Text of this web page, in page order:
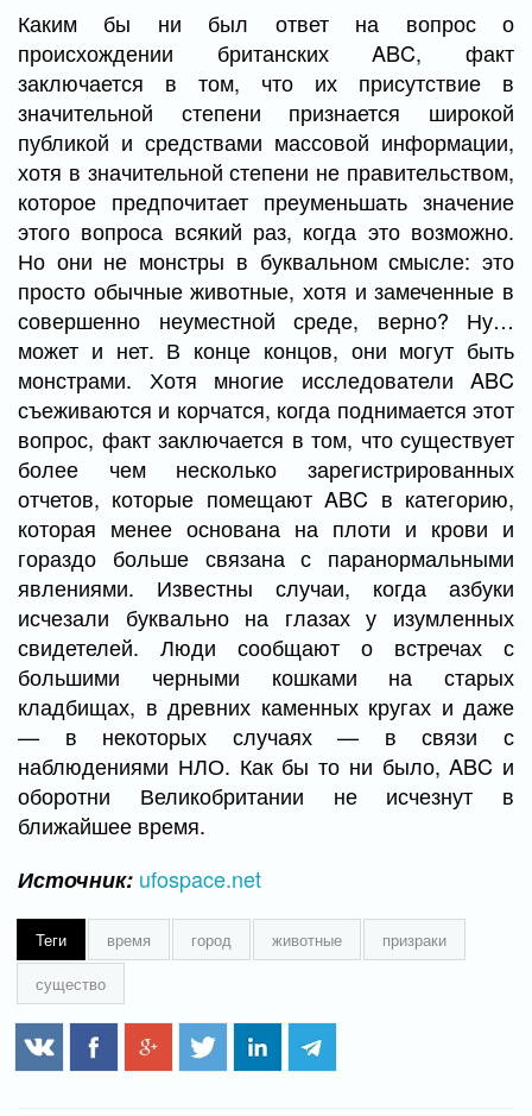
Каким бы ни был ответ на вопрос о
происхождении британских ABC, факт
заключается в том, что их присутствие в
значительной степени признается широкой
публикой и средствами массовой информации,
хотя в значительной степени не правительством,
которое предпочитает преуменьшать значение
этого вопроса всякий раз, когда это возможно.
Но они не монстры в буквальном смысле: это
просто обычные животные, хотя и замеченные в
совершенно неуместной среде, верно? Ну…
может и нет. В конце концов, они могут быть
монстрами. Хотя многие исследователи ABC
съеживаются и корчатся, когда поднимается этот
вопрос, факт заключается в том, что существует
более чем несколько зарегистрированных
отчетов, которые помещают ABC в категорию,
которая менее основана на плоти и крови и
гораздо больше связана с паранормальными
явлениями. Известны случаи, когда азбуки
исчезали буквально на глазах у изумленных
свидетелей. Люди сообщают о встречах с
большими черными кошками на старых
кладбищах, в древних каменных кругах и даже
— в некоторых случаях — в связи с
наблюдениями НЛО. Как бы то ни было, ABC и
оборотни Великобритании не исчезнут в
ближайшее время.
Источник: ufospace.net
Теги время город животные
призраки
существо